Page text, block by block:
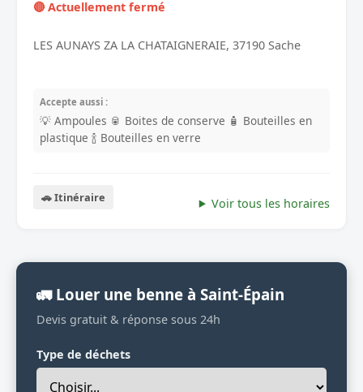
🔴 Actuellement fermé
LES AUNAYS ZA LA CHATAIGNERAIE, 37190 Sache
Accepte aussi :
💡 Ampoules 🥫 Boites de conserve 🧴 Bouteilles en
plastique 🍾 Bouteilles en verre
🚗 Itinéraire Voir tous les horaires
🚛 Louer une benne à Saint-Épain
Devis gratuit & réponse sous 24h
Type de déchets